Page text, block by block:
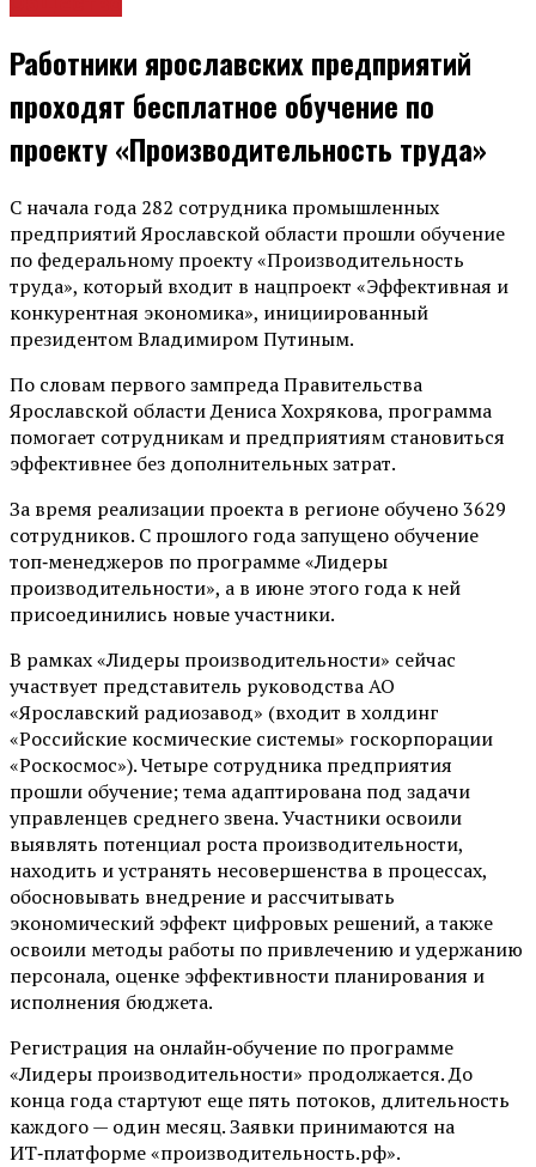
Работники ярославских предприятий
проходят бесплатное обучение по
проекту «Производительность труда»
С начала года 282 сотрудника промышленных
предприятий Ярославской области прошли обучение
по федеральному проекту «Производительность
труда», который входит в нацпроект «Эффективная и
конкурентная экономика», инициированный
президентом Владимиром Путиным.
По словам первого зампреда Правительства
Ярославской области Дениса Хохрякова, программа
помогает сотрудникам и предприятиям становиться
эффективнее без дополнительных затрат.
За время реализации проекта в регионе обучено 3629
сотрудников. С прошлого года запущено обучение
топ‑менеджеров по программе «Лидеры
производительности», а в июне этого года к ней
присоединились новые участники.
В рамках «Лидеры производительности» сейчас
участвует представитель руководства АО
«Ярославский радиозавод» (входит в холдинг
«Российские космические системы» госкорпорации
«Роскосмос»). Четыре сотрудника предприятия
прошли обучение; тема адаптирована под задачи
управленцев среднего звена. Участники освоили
выявлять потенциал роста производительности,
находить и устранять несовершенства в процессах,
обосновывать внедрение и рассчитывать
экономический эффект цифровых решений, а также
освоили методы работы по привлечению и удержанию
персонала, оценке эффективности планирования и
исполнения бюджета.
Регистрация на онлайн‑обучение по программе
«Лидеры производительности» продолжается. До
конца года стартуют еще пять потоков, длительность
каждого — один месяц. Заявки принимаются на
ИТ‑платформе «производительность.рф».